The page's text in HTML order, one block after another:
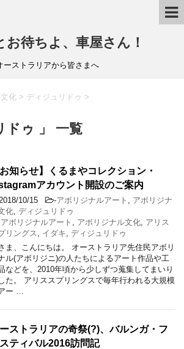
お待ちよ、車屋さん！
ーストラリアから皆さまへ
化 > ディジュリドゥ >
ドゥ 」 一覧
お知らせ】くるまやコレクション・
アカウント開設のご案内
2018/10/15 -アボリジナルアート
アボリジナ
化 ディジュリドゥ
アボリジナルアート
アボリジナル文化 アリス
リングス
イダキ ディジュリドゥ
ま、こんにちは。 オーストラリア先住民アボリ
ル(アボリジニ)の人たちによるアート作品や工
などを、2010年頃から少しずつ蒐集してまいり
た。 アリススプリングスで毎年行われる大規模
ー …
ストラリアの奇祭(?)、バルンガ・フ
ティバル2016訪問記